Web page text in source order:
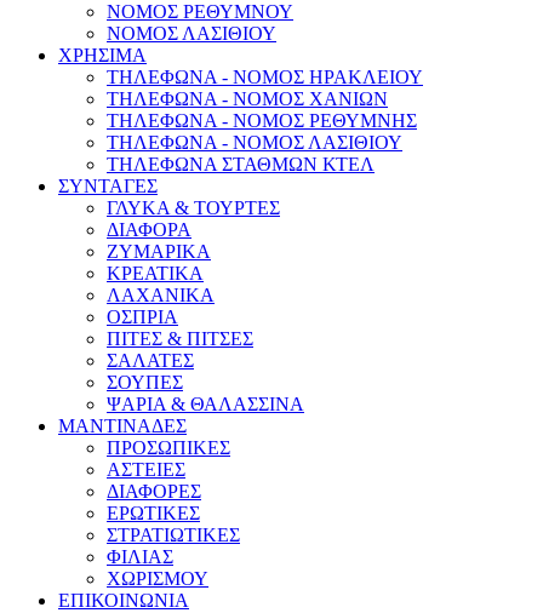
ΝΟΜΟΣ ΡΕΘΥΜΝΟΥ
ΝΟΜΟΣ ΛΑΣΙΘΙΟΥ
ΧΡΗΣΙΜΑ
ΤΗΛΕΦΩΝΑ - ΝΟΜΟΣ ΗΡΑΚΛΕΙΟΥ
ΤΗΛΕΦΩΝΑ - ΝΟΜΟΣ ΧΑΝΙΩΝ
ΤΗΛΕΦΩΝΑ - ΝΟΜΟΣ ΡΕΘΥΜΝΗΣ
ΤΗΛΕΦΩΝΑ - ΝΟΜΟΣ ΛΑΣΙΘΙΟΥ
ΤΗΛΕΦΩΝΑ ΣΤΑΘΜΩΝ ΚΤΕΛ
ΣΥΝΤΑΓΕΣ
ΓΛΥΚΑ & ΤΟΥΡΤΕΣ
ΔΙΑΦΟΡΑ
ΖΥΜΑΡΙΚΑ
ΚΡΕΑΤΙΚΑ
ΛΑΧΑΝΙΚΑ
ΟΣΠΡΙΑ
ΠΙΤΕΣ & ΠΙΤΣΕΣ
ΣΑΛΑΤΕΣ
ΣΟΥΠΕΣ
ΨΑΡΙΑ & ΘΑΛΑΣΣΙΝΑ
ΜΑΝΤΙΝΑΔΕΣ
ΠΡΟΣΩΠΙΚΕΣ
ΑΣΤΕΙΕΣ
ΔΙΑΦΟΡΕΣ
ΕΡΩΤΙΚΕΣ
ΣΤΡΑΤΙΩΤΙΚΕΣ
ΦΙΛΙΑΣ
ΧΩΡΙΣΜΟΥ
ΕΠΙΚΟΙΝΩΝΙΑ